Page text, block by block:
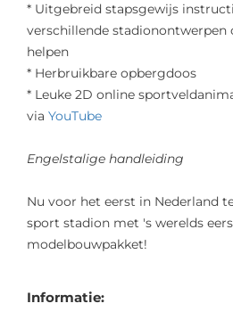
* Uitgebreid stapsgewijs
verschillende stadionontwerpen
helpen
* Herbruikbare opbergdoos
* Leuke 2D online
via YouTube
Engelstalige handleiding
Nu voor het eerst in Nederland
sport stadion met 's werelds
modelbouwpakket!
Informatie: